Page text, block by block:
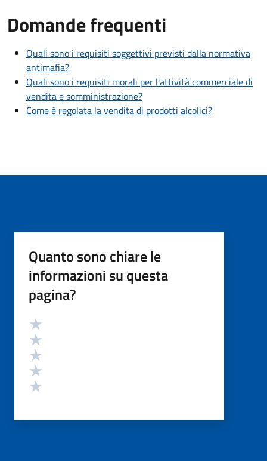
Domande frequenti
Quali sono i requisiti soggettivi previsti dalla normativa
antimafia?
Quali sono i requisiti morali per l'attività commerciale di
vendita e somministrazione?
Come è regolata la vendita di prodotti alcolici?
Quanto sono chiare le
informazioni su questa
pagina?
Valutazione